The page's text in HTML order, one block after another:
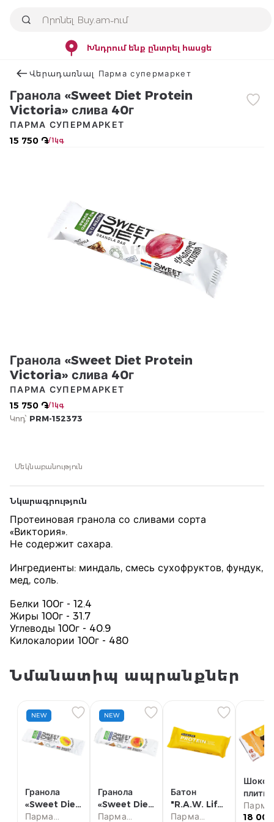
Խնդրում ենք ընտրել հասցե
Վերադառնալ Парма супермаркет
Гранола «Sweet Diet Protein
Victoria» слива 40г
15 750 ֏/ 1կգ
ПАРМА СУПЕРМАРКЕТ
Гранола «Sweet Diet Protein
Victoria» слива 40г
15 750 ֏/ 1կգ
ПАРМА СУПЕРМАРКЕТ
Կոդ՝ PRM-152373
Մեկնաբանություն
Նկարագրություն
Протеиновая гранола со сливами сорта
«Виктория».
Не содержит сахара.
Ингредиенты: миндаль, смесь сухофруктов, фундук,
мед, соль.
Белки 100г - 12.4
Жиры 100г - 31.7
Углеводы 100г - 40.9
Килокалории 100г - 480
Նմանատիպ ապրանքներ
NEW
Гранола
«Sweet Diet
Protein»
Парма
NEW
Гранола
«Sweet Diet
Protein»
Парма
Батон
"R.A.W. Life"
манго пудинг
Парма
плитка
Парма
18